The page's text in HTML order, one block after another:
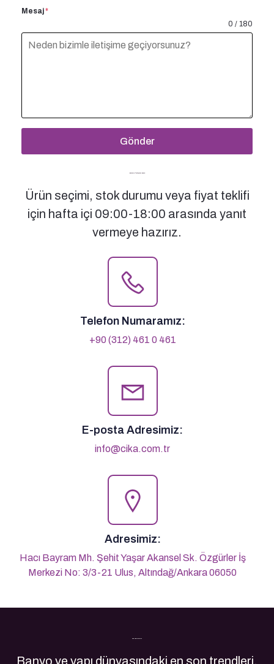
Mesaj*
0 / 180
Gönder
Bizimle İletişime Geçin
Ürün seçimi, stok durumu veya fiyat teklifi
için hafta içi 09:00-18:00 arasında yanıt
vermeye hazırız.
Telefon Numaramız:
+90 (312) 461 0 461
E-posta Adresimiz:
info@cika.com.tr
Adresimiz:
Hacı Bayram Mh. Şehit Yaşar Akansel Sk. Özgürler İş
Merkezi No: 3/3-21 Ulus, Altındağ/Ankara 06050
Son Yazılarımız
Banyo ve yapı dünyasındaki en son trendleri,